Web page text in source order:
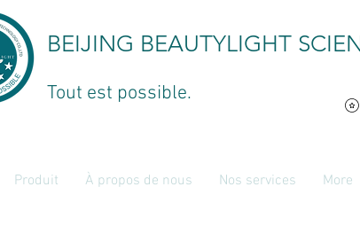
BEIJING BEAUTYLIGHT
Tout est possible.
Produit À propos de nous Nos services More